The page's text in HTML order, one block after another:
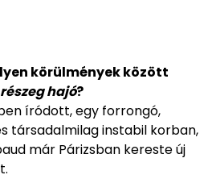
körülmények között
hajó?
íródott, egy forrongó,
társadalmilag instabil korban,
már Párizsban kereste új